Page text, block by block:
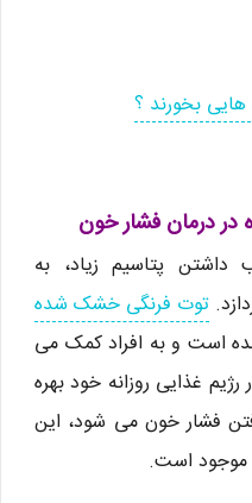
بخورند ؟
درمان فشار خون
پتاسیم زیاد، به
توت فرنگی خشک شده
است و به افراد کمک می
غذایی روزانه خود بهره
فشار خون می شود، این
موجود است.